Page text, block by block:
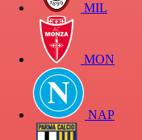
MIL
MON
NAP